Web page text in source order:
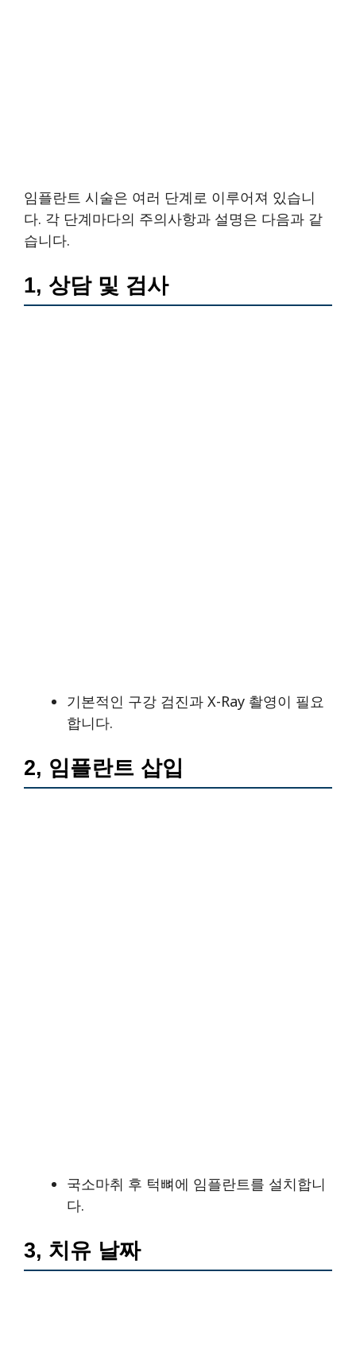
임플란트 시술은 여러 단계로 이루어져 있습니
다. 각 단계마다의 주의사항과 설명은 다음과 같
습니다.
1, 상담 및 검사
기본적인 구강 검진과 X-Ray 촬영이 필요
합니다.
2, 임플란트 삽입
국소마취 후 턱뼈에 임플란트를 설치합니
다.
3, 치유 날짜